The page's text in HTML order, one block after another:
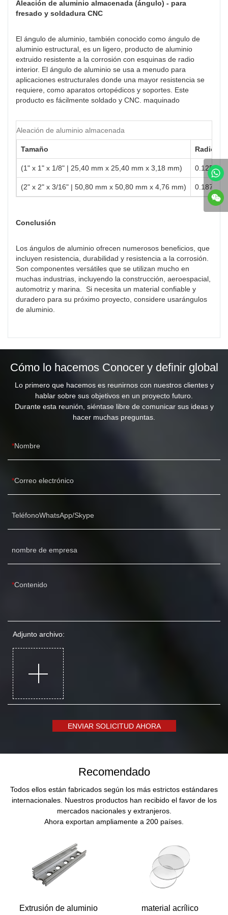
Aleación de aluminio almacenada (ángulo) - para
fresado y soldadura CNC
El ángulo de aluminio, también conocido como ángulo de
aluminio estructural, es un ligero, producto de aluminio
extruido resistente a la corrosión con esquinas de radio
interior. El ángulo de aluminio se usa a menudo para
aplicaciones estructurales donde una mayor resistencia se
requiere, como aparatos ortopédicos y soportes. Este
producto es fácilmente soldado y CNC. maquinado
Aleación de aluminio almacenada
Tamaño Radio
(1" x 1" x 1/8" | 25,40 mm x 25,40 mm x 3,18 mm) 0.125"
(2" x 2" x 3/16" | 50,80 mm x 50,80 mm x 4,76 mm) 0.1875"
Conclusión
Los ángulos de aluminio ofrecen numerosos beneficios, que
incluyen resistencia, durabilidad y resistencia a la corrosión.
Son componentes versátiles que se utilizan mucho en
muchas industrias, incluyendo la construcción, aeroespacial,
automotriz y marina. Si necesita un material confiable y
duradero para su próximo proyecto, considere usarángulos
de aluminio.
Cómo lo hacemos Conocer y definir global
Lo primero que hacemos es reunirnos con nuestros clientes y
hablar sobre sus objetivos en un proyecto futuro.
Durante esta reunión, siéntase libre de comunicar sus ideas y
hacer muchas preguntas.
Nombre
Correo electrónico
TeléfonoWhatsApp/Skype
nombre de empresa
Contenido
Adjunto archivo:
ENVIAR SOLICITUD AHORA
Recomendado
Todos ellos están fabricados según los más estrictos estándares
internacionales. Nuestros productos han recibido el favor de los
mercados nacionales y extranjeros.
Ahora exportan ampliamente a 200 países.
Extrusión de aluminio
material acrílico